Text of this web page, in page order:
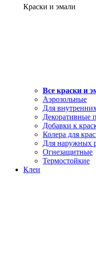
Краски и эмали
Все краски и
Аэрозольные
Для
Декоративные
Добавки к
Колера для
Для наружных
Огнезащитные
Термостойкие
Клеи